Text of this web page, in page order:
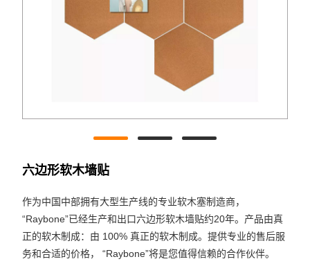
六边形软木墙贴
作为中国中部拥有大型生产线的专业软木塞制造商，
“Raybone”已经生产和出口六边形软木墙贴约20年。产品由真
正的软木制成：由 100% 真正的软木制成。提供专业的售后服
务和合适的价格， “Raybone”将是您值得信赖的合作伙伴。